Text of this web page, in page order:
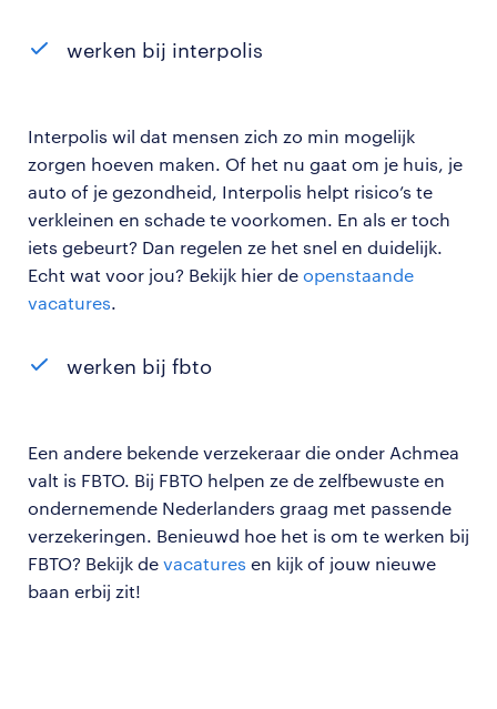
werken bij interpolis
Interpolis wil dat mensen zich zo min mogelijk
zorgen hoeven maken. Of het nu gaat om je huis, je
auto of je gezondheid, Interpolis helpt risico’s te
verkleinen en schade te voorkomen. En als er toch
iets gebeurt? Dan regelen ze het snel en duidelijk.
Echt wat voor jou? Bekijk hier de openstaande
vacatures.
werken bij fbto
Een andere bekende verzekeraar die onder Achmea
valt is FBTO. Bij FBTO helpen ze de zelfbewuste en
ondernemende Nederlanders graag met passende
verzekeringen. Benieuwd hoe het is om te werken bij
FBTO? Bekijk de vacatures en kijk of jouw nieuwe
baan erbij zit!